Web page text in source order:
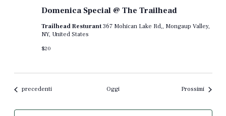
Domenica Special @ The Trailhead
Trailhead Resturant367 Mohican Lake Rd,, Mongaup Valley,
NY, United States
$20
Eventi
precedenti Oggi Prossimieventi